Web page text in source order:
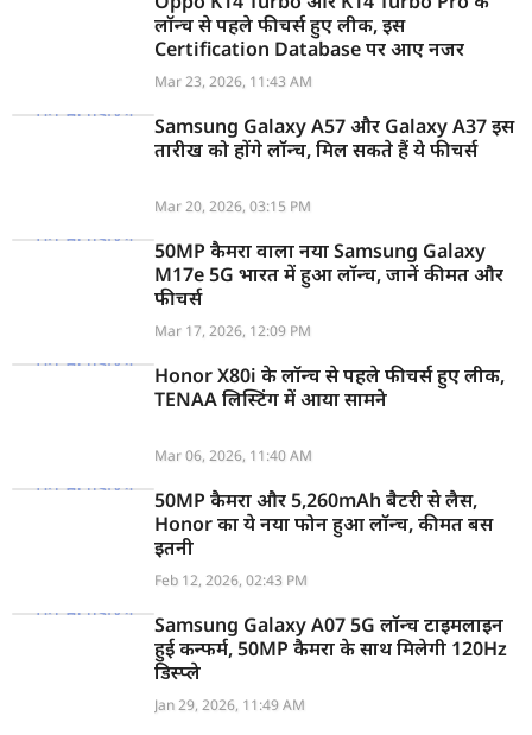
लॉन्च से पहले फीचर्स हुए लीक, इस
Certification Database पर आए नजर
Mar 23, 2026, 11:43 AM
Samsung Galaxy A57 और Galaxy A37 इस
तारीख को होंगे लॉन्च, मिल सकते हैं ये फीचर्स
Mar 20, 2026, 03:15 PM
50MP कैमरा वाला नया Samsung Galaxy
M17e 5G भारत में हुआ लॉन्च, जानें कीमत और
फीचर्स
Mar 17, 2026, 12:09 PM
Honor X80i के लॉन्च से पहले फीचर्स हुए लीक,
TENAA लिस्टिंग में आया सामने
Mar 06, 2026, 11:40 AM
50MP कैमरा और 5,260mAh बैटरी से लैस,
Honor का ये नया फोन हुआ लॉन्च, कीमत बस
इतनी
Feb 12, 2026, 02:43 PM
Samsung Galaxy A07 5G लॉन्च टाइमलाइन
हुई कन्फर्म, 50MP कैमरा के साथ मिलेगी 120Hz
डिस्प्ले
Jan 29, 2026, 11:49 AM